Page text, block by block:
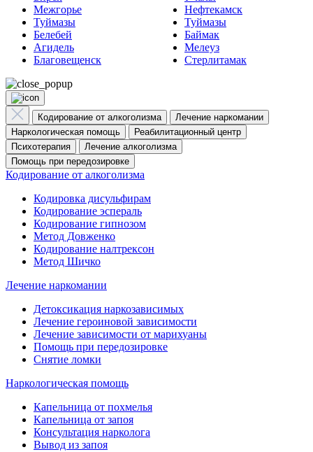
Межгорье
Нефтекамск
Туймазы
Туймазы
Белебей
Баймак
Агидель
Мелеуз
Благовещенск
Стерлитамак
Кодирование от алкоголизма
Лечение наркомании
Наркологическая помощь
Реабилитационный центр
Психотерапия
Лечение алкоголизма
Помощь при передозировке
Кодирование от алкоголизма
Кодировка дисульфирам
Кодирование эспераль
Кодирование гипнозом
Метод Довженко
Кодирование налтрексон
Метод Шичко
Лечение наркомании
Детоксикация наркозависимых
Лечение героиновой зависимости
Лечение зависимости от марихуаны
Помощь при передозировке
Снятие ломки
Наркологическая помощь
Капельница от похмелья
Капельница от запоя
Консультация нарколога
Вывод из запоя